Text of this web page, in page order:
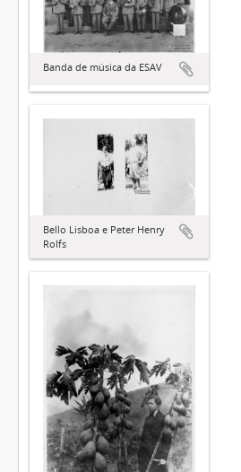
Banda de música da ESAV
Bello Lisboa e Peter Henry
Rolfs